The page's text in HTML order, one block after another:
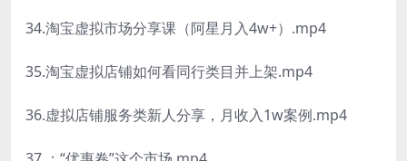
34.淘宝虚拟市场分享课（阿星月入4w+）.mp4
35.淘宝虚拟店铺如何看同行类目并上架.mp4
36.虚拟店铺服务类新人分享，月收入1w案例.mp4